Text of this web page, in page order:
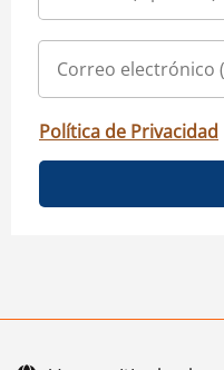
Política de Privacidad